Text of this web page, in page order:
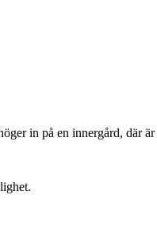
in på en innergård, där